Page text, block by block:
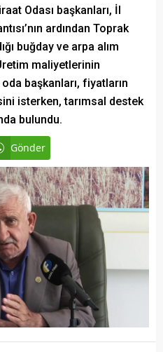
Odası başkanları, İl
ardından Toprak
buğday ve arpa alım
maliyetlerinin
başkanları, fiyatların
isterken, tarımsal destek
bulundu.
Gönder